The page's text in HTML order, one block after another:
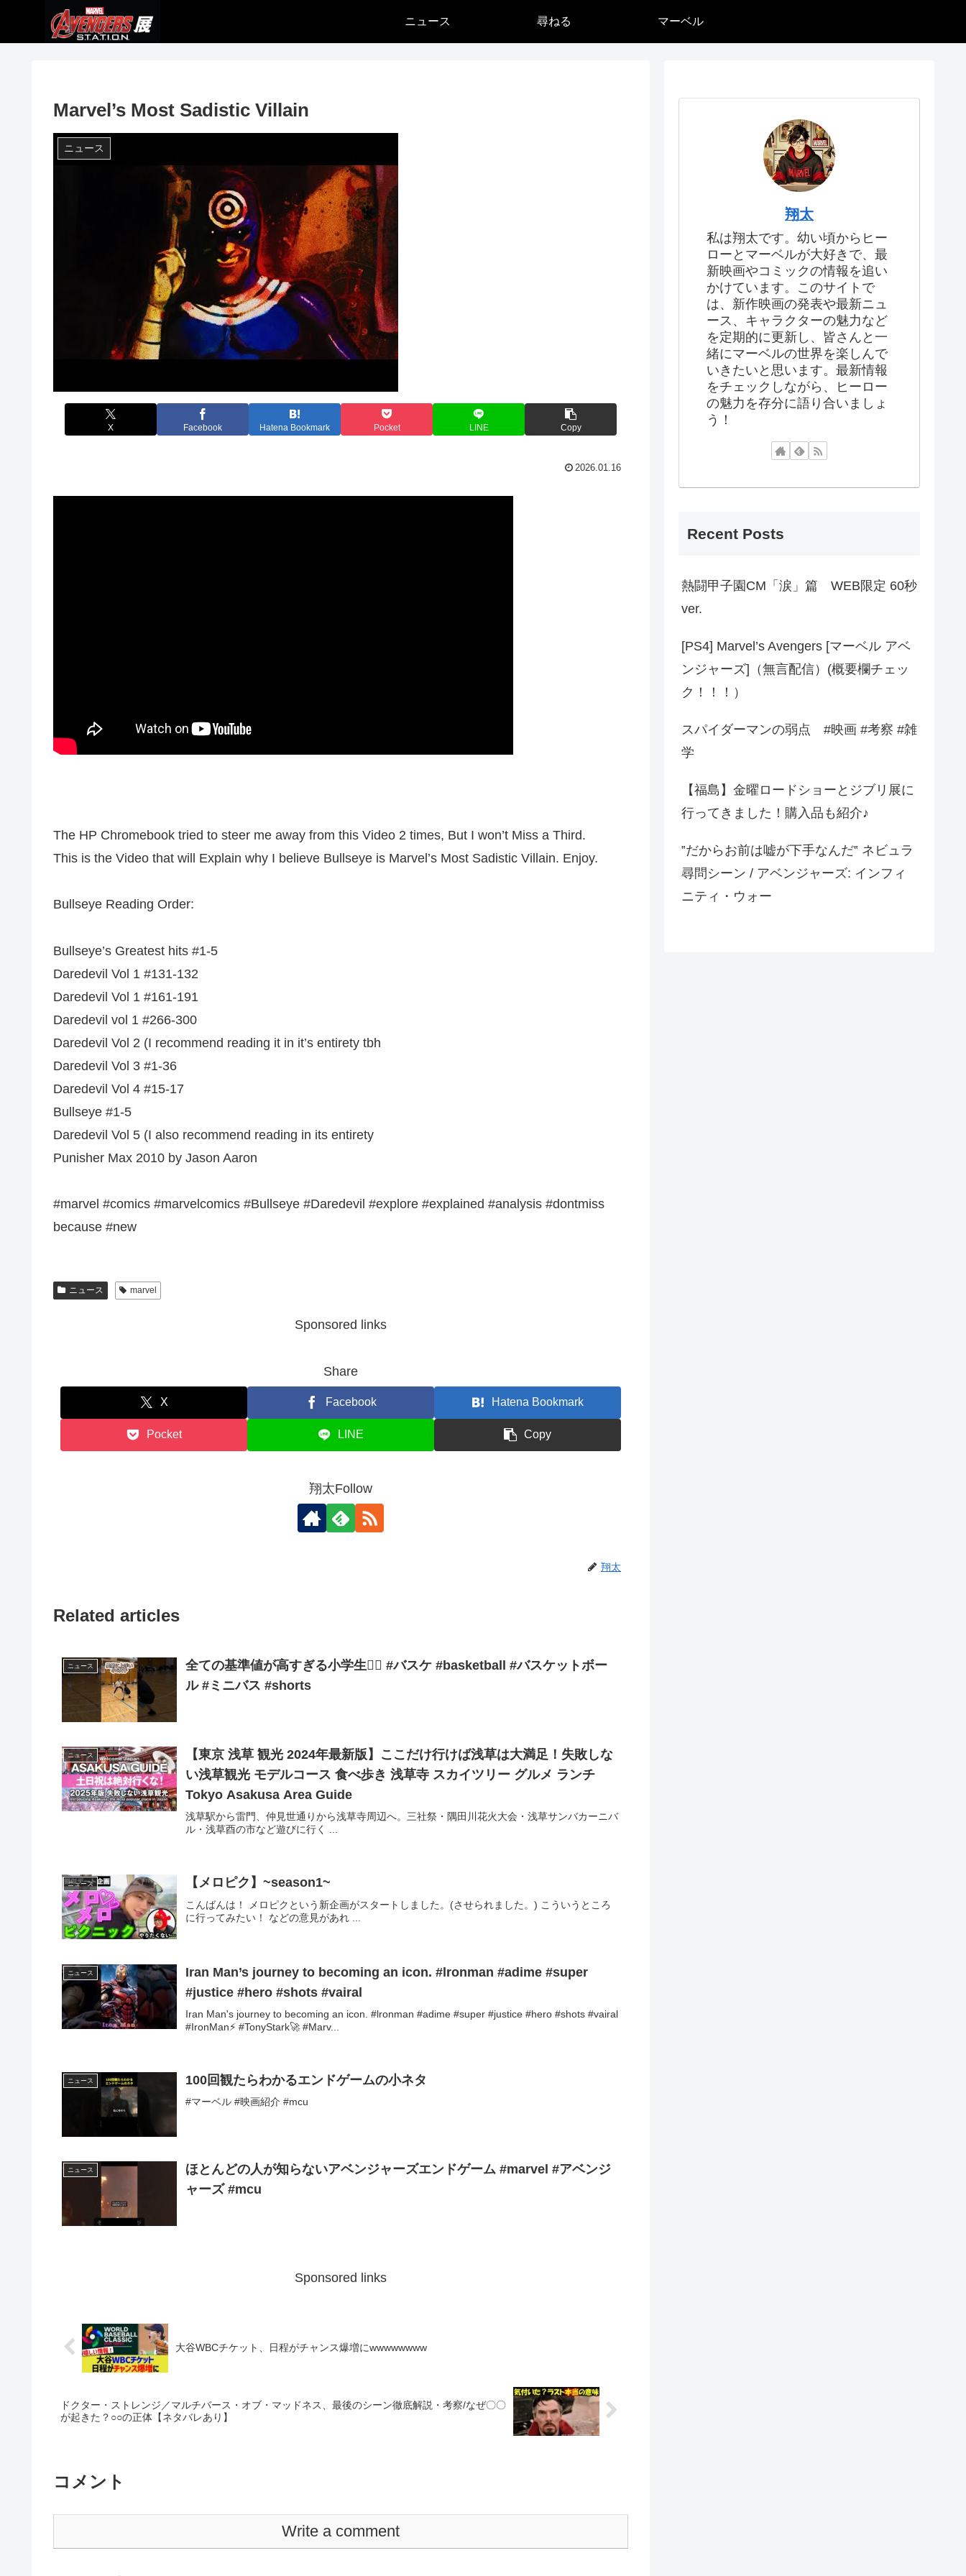
ニュース 尋ねる マーベル
Marvel’s Most Sadistic Villain
ニュース
X Facebook Hatena Bookmark Pocket LINE Copy
2026.01.16
The HP Chromebook tried to steer me away from this Video 2 times, But I won’t Miss a Third.
This is the Video that will Explain why I believe Bullseye is Marvel’s Most Sadistic Villain. Enjoy.
Bullseye Reading Order:
Bullseye’s Greatest hits #1-5
Daredevil Vol 1 #131-132
Daredevil Vol 1 #161-191
Daredevil vol 1 #266-300
Daredevil Vol 2 (I recommend reading it in it’s entirety tbh
Daredevil Vol 3 #1-36
Daredevil Vol 4 #15-17
Bullseye #1-5
Daredevil Vol 5 (I also recommend reading in its entirety
Punisher Max 2010 by Jason Aaron
#marvel #comics #marvelcomics #Bullseye #Daredevil #explore #explained #analysis #dontmiss
because #new
ニュース marvel
Sponsored links
Share
X Facebook Hatena Bookmark
Pocket LINE Copy
翔太Follow
翔太
Related articles
ニュース
全ての基準値が高すぎる小学生❤️‍🔥 #バスケ #basketball #バスケットボー
ル #ミニバス #shorts
ニュース
【東京 浅草 観光 2024年最新版】ここだけ行けば浅草は大満足！失敗しな
い浅草観光 モデルコース 食べ歩き 浅草寺 スカイツリー グルメ ランチ
Tokyo Asakusa Area Guide
浅草駅から雷門、仲見世通りから浅草寺周辺へ。三社祭・隅田川花火大会・浅草サンバカーニバ
ル・浅草酉の市など遊びに行く ...
ニュース 【メロピク】~season1~
こんばんは！ メロピクという新企画がスタートしました。(させられました。) こういうところ
に行ってみたい！ などの意見があれ ...
ニュース
Iran Man’s journey to becoming an icon. #lronman #adime #super
#justice #hero #shots #vairal
Iran Man's journey to becoming an icon. #lronman #adime #super #justice #hero #shots #vairal
#IronMan⚡ #TonyStark🚀 #Marv...
ニュース 100回観たらわかるエンドゲームの小ネタ
#マーベル #映画紹介 #mcu
ニュース
ほとんどの人が知らないアベンジャーズエンドゲーム #marvel #アベンジ
ャーズ #mcu
Sponsored links
大谷WBCチケット、日程がチャンス爆増にwwwwwwww
ドクター・ストレンジ／マルチバース・オブ・マッドネス、最後のシーン徹底解説・考察/なぜ〇〇
が起きた？○○の正体【ネタバレあり】
コメント
Write a comment
翔太
私は翔太です。幼い頃からヒー
ローとマーベルが大好きで、最
新映画やコミックの情報を追い
かけています。このサイトで
は、新作映画の発表や最新ニュ
ース、キャラクターの魅力など
を定期的に更新し、皆さんと一
緒にマーベルの世界を楽しんで
いきたいと思います。最新情報
をチェックしながら、ヒーロー
の魅力を存分に語り合いましょ
う！
Recent Posts
熱闘甲子園CM「涙」篇 WEB限定 60秒
ver.
[PS4] Marvel’s Avengers [マーベル アベ
ンジャーズ]（無言配信）(概要欄チェッ
ク！！！）
スパイダーマンの弱点 #映画 #考察 #雑
学
【福島】金曜ロードショーとジブリ展に
行ってきました！購入品も紹介♪
‟だからお前は嘘が下手なんだ‟ ネビュラ
尋問シーン / アベンジャーズ: インフィ
ニティ・ウォー